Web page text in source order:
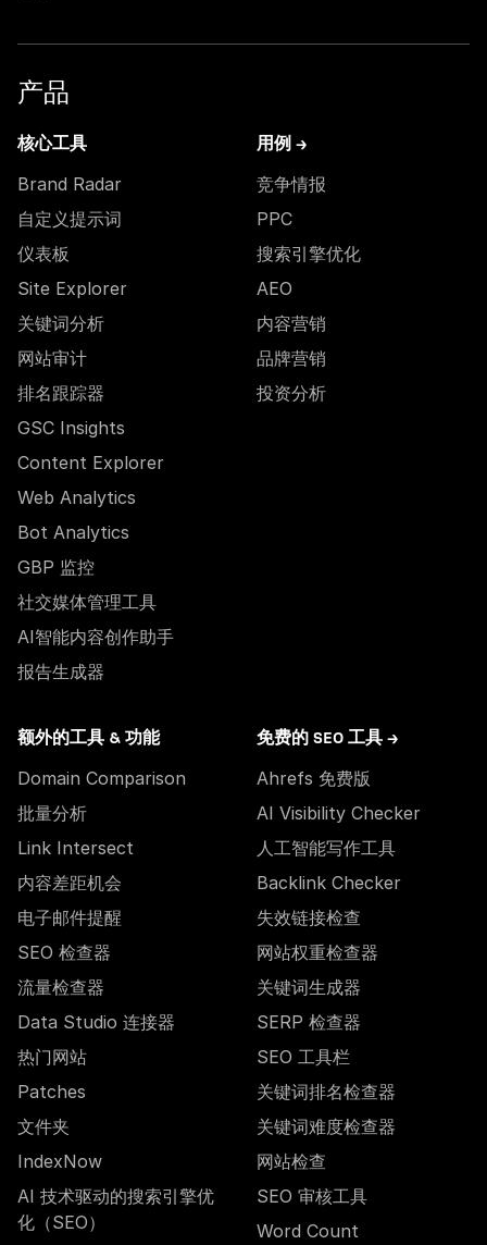
产品
核心工具
Brand Radar
自定义提示词
仪表板
Site Explorer
关键词分析
网站审计
排名跟踪器
GSC Insights
Content Explorer
Web Analytics
Bot Analytics
GBP 监控
社交媒体管理工具
AI智能内容创作助手
报告生成器
用例 →
竞争情报
PPC
搜索引擎优化
AEO
内容营销
品牌营销
投资分析
额外的工具 & 功能
Domain Comparison
批量分析
Link Intersect
内容差距机会
电子邮件提醒
SEO 检查器
流量检查器
Data Studio 连接器
热门网站
Patches
文件夹
IndexNow
AI 技术驱动的搜索引擎优
化（SEO）
免费的 SEO 工具 →
Ahrefs 免费版
AI Visibility Checker
人工智能写作工具
Backlink Checker
失效链接检查
网站权重检查器
关键词生成器
SERP 检查器
SEO 工具栏
关键词排名检查器
关键词难度检查器
网站检查
SEO 审核工具
Word Count